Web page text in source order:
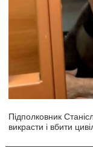
Підполковник
викрасти і вбити